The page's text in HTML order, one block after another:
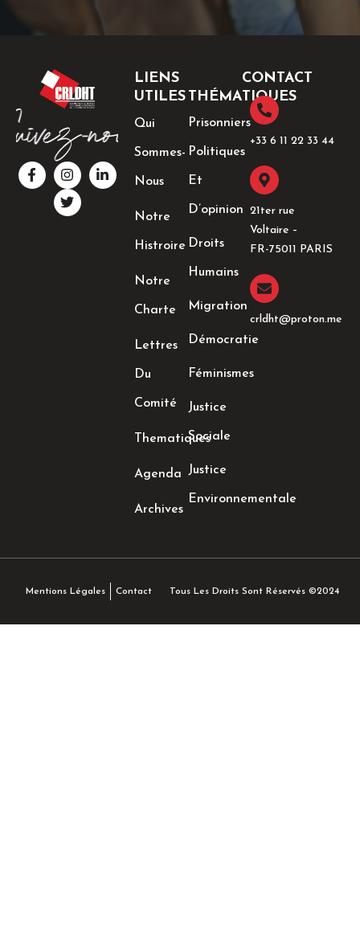
F
a
c
I
n
s
t
a
L
i
n
T
w
i
t
t
LIENS
UTILES
Qui
Sommes-
Nous
Notre
Histroire
Notre
Charte
Lettres
Du
Comité
Thematiques
Agenda
Archives
THÉMATIQUES
Prisonniers
Politiques
Et
D’opinion
Droits
Humains
Migration
Démocratie
Féminismes
Justice
Sociale
Justice
Environnementale
CONTACT
+33 6 11 22 33 44​
21ter rue
Voltaire –
FR-75011 PARIS
crldht@proton.me
Mentions Légales Contact Tous Les Droits Sont Réservés ©2024